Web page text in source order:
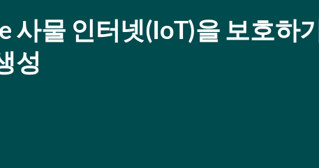
사물 인터넷(IoT)을 보호하
성